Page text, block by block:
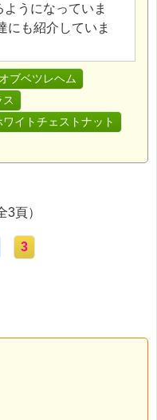
うになっていま
にも紹介していま
ブベツレヘム
イトチェストナット
3頁）
3